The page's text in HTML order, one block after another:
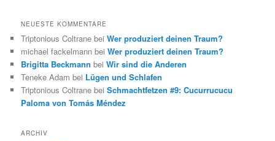
NEUESTE KOMMENTARE
Triptonious Coltrane beiWer produziert deinen Traum?
michael fackelmann beiWer produziert deinen Traum?
Brigitta Beckmann beiWir sind die Anderen
Teneke Adam bei Lügen und Schlafen
Triptonious Coltrane beiSchmachtfetzen #9: Cucurrucucu
Paloma von Tomás Méndez
ARCHIV